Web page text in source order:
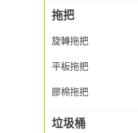
拖把
旋轉拖把
平板拖把
膠棉拖把
垃圾桶